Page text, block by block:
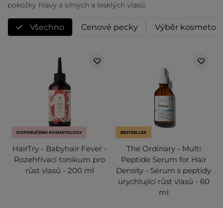
pokožky hlavy a silných a lesklých vlasů.
Všechno Cenové pecky Výběr
DOPORUČENO KOSMETOLOGY
HairTry - Babyhair Fever -
Rozehřívací tonikum pro
růst vlasů - 200 ml
BESTSELLER
The Ordinary - Multi
Peptide Serum for Hair
Density - Sérum s peptidy
urychlující růst vlasů - 60
ml